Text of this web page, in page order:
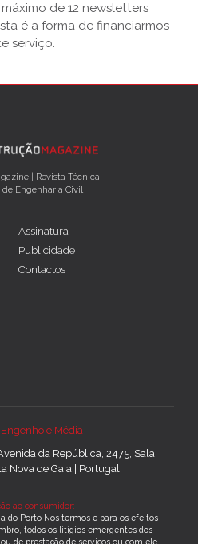
de 12 newsletters
é a forma de financiarmos
serviço.
| Revista Técnica
de Engenharia Civil
Assinatura
Publicidade
Contactos
Engenho e Média
da República, 2475, Sala
Nova de Gaia | Portugal
ao consumidor:
do Porto Nos termos e para os efeitos
todos os litígios emergentes dos
de prestação de serviços ou com ele